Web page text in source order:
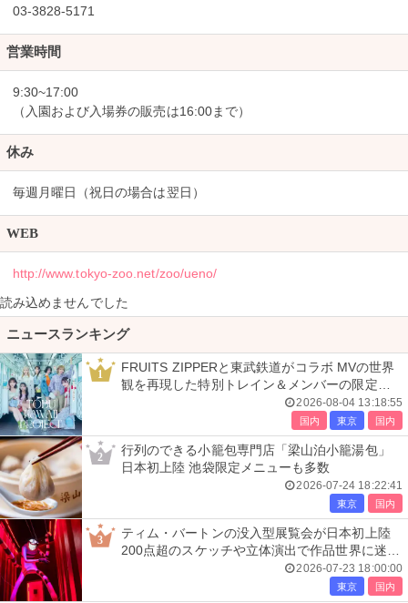
03-3828-5171
営業時間
9:30~17:00
（入園および入場券の販売は16:00まで）
休み
毎週月曜日（祝日の場合は翌日）
WEB
http://www.tokyo-zoo.net/zoo/ueno/
読み込めませんでした
ニュースランキング
1
FRUITS ZIPPERと東武鉄道がコラボ MVの世界
観を再現した特別トレイン＆メンバーの限定ア
2026-08-04 13:18:55
国内 東京 国内
2
行列のできる小籠包専門店「梁山泊小籠湯包」
日本初上陸 池袋限定メニューも多数
2026-07-24 18:22:41
東京 国内
3
ティム・バートンの没入型展覧会が日本初上陸
200点超のスケッチや立体演出で作品世界に迷い
2026-07-23 18:00:00
東京 国内